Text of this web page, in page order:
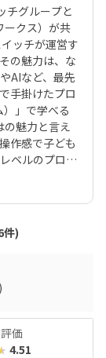
チグループと
クス）が共
ッチが運営す
の魅力は、な
AIなど、最先
手掛けたプロ
」で学べる
の魅力と言え
作感で子ども
ベルのプログ
まるでマイ
インできるモ
も高めていけ
ールです。ま
、子どもの性
そうで、「教
ブルも極力
件)
価
4.51